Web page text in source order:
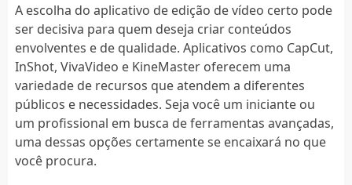
A escolha do aplicativo de edição de vídeo certo pode
ser decisiva para quem deseja criar conteúdos
envolventes e de qualidade. Aplicativos como CapCut,
InShot, VivaVideo e KineMaster oferecem uma
variedade de recursos que atendem a diferentes
públicos e necessidades. Seja você um iniciante ou
um profissional em busca de ferramentas avançadas,
uma dessas opções certamente se encaixará no que
você procura.